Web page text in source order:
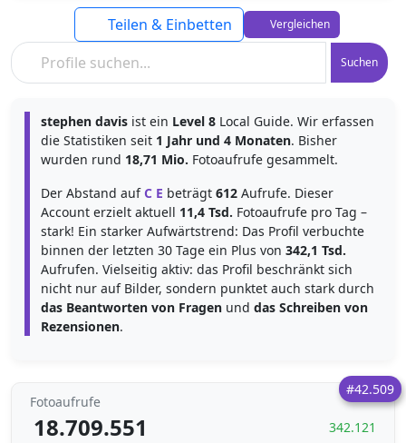
Suchen
Teilen & Einbetten Vergleichen
stephen davis ist ein Level 8 Local Guide. Wir erfassen
die Statistiken seit 1 Jahr und 4 Monaten. Bisher
wurden rund 18,71 Mio. Fotoaufrufe gesammelt.
Der Abstand aufC E beträgt 612 Aufrufe. Dieser
Account erzielt aktuell 11,4 Tsd. Fotoaufrufe pro Tag –
stark! Ein starker Aufwärtstrend: Das Profil verbuchte
binnen der letzten 30 Tage ein Plus von 342,1 Tsd.
Aufrufen. Vielseitig aktiv: das Profil beschränkt sich
nicht nur auf Bilder, sondern punktet auch stark durch
das Beantworten von Fragen und das Schreiben von
Rezensionen.
#42.509
Fotoaufrufe
18.709.551 342.121